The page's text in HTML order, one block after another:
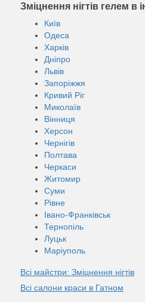
Зміцнення нігтів гелем в
Київ
Одеса
Харків
Дніпро
Львів
Запоріжжя
Кривий Ріг
Миколаїв
Вінниця
Херсон
Чернігів
Полтава
Черкаси
Житомир
Суми
Рівне
Івано-Франківськ
Тернопіль
Луцьк
Маріуполь
Всі майстри: Зміцнення нігтів
Всі салони краси в Гатном